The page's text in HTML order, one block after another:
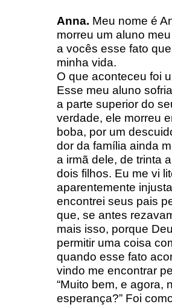
Anna. Meu nome é
morreu um aluno
a vocês esse fato
minha vida.
O que aconteceu foi
Esse meu aluno
a parte superior do
verdade, ele morreu
boba, por um
dor da família ainda
a irmã dele, de trinta
dois filhos. Eu me vi
aparentemente
encontrei seus pais
que, se antes
mais isso, porque
permitir uma coisa
quando esse fato
vindo me encontrar
“Muito bem, e agora,
esperança?” Foi